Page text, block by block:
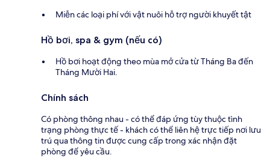
Miễn các loại phí với vật nuôi hỗ trợ người khuyết tật
Hồ bơi, spa & gym (nếu có)
Hồ bơi hoạt động theo mùa mở cửa từ Tháng Ba đến
Tháng Mười Hai.
Chính sách
Có phòng thông nhau - có thể đáp ứng tùy thuộc tình
trạng phòng thực tế - khách có thể liên hệ trực tiếp nơi lưu
trú qua thông tin được cung cấp trong xác nhận đặt
phòng để yêu cầu.